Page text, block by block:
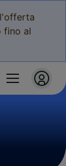
fino al